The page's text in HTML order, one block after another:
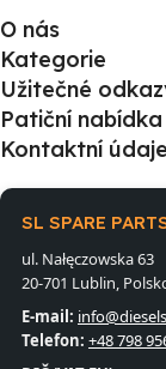
O nás
Kategorie
Užitečné
Patiční nabídka
Kontaktní
SL SPARE
ul. Nałęczowska 63
20-701 Lublin,
E-mail:
Telefon: +48 798